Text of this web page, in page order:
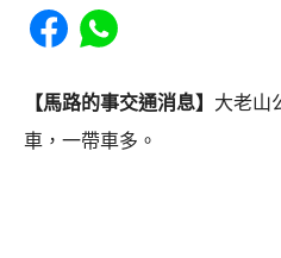
Share to Facebook
Share to WhatsApp
【馬路的事交通消息】 大老山
車，一帶車多。